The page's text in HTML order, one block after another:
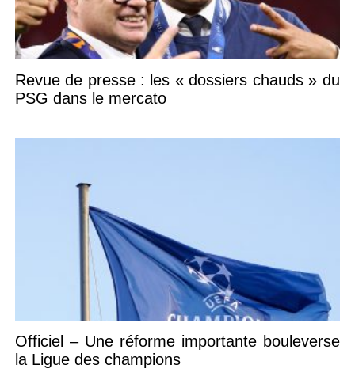
Revue de presse : les « dossiers chauds » du
PSG dans le mercato
Officiel – Une réforme importante bouleverse
la Ligue des champions